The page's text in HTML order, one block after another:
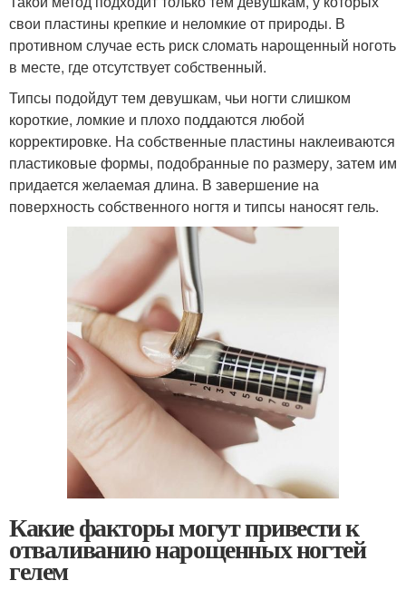
свои пластины крепкие и неломкие от природы. В
противном случае есть риск сломать нарощенный ноготь
в месте, где отсутствует собственный.
Типсы подойдут тем девушкам, чьи ногти слишком
короткие, ломкие и плохо поддаются любой
корректировке. На собственные пластины наклеиваются
пластиковые формы, подобранные по размеру, затем им
придается желаемая длина. В завершение на
поверхность собственного ногтя и типсы наносят гель.
Какие факторы могут привести к
отваливанию нарощенных ногтей
гелем